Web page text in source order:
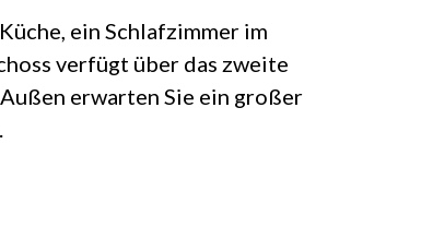
ein Schlafzimmer im
verfügt über das zweite
erwarten Sie ein großer